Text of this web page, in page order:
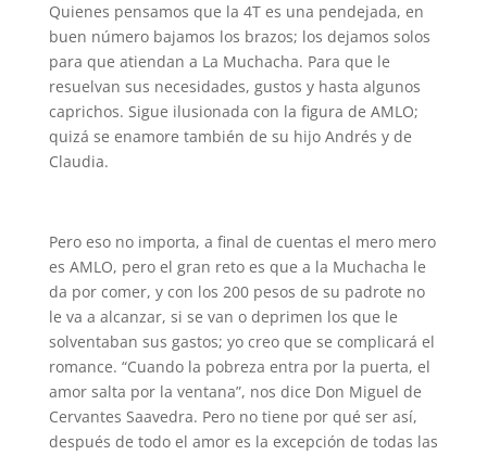
Quienes pensamos que la 4T es una pendejada, en
buen número bajamos los brazos; los dejamos solos
para que atiendan a La Muchacha. Para que le
resuelvan sus necesidades, gustos y hasta algunos
caprichos. Sigue ilusionada con la figura de AMLO;
quizá se enamore también de su hijo Andrés y de
Claudia.
Pero eso no importa, a final de cuentas el mero mero
es AMLO, pero el gran reto es que a la Muchacha le
da por comer, y con los 200 pesos de su padrote no
le va a alcanzar, si se van o deprimen los que le
solventaban sus gastos; yo creo que se complicará el
romance. “Cuando la pobreza entra por la puerta, el
amor salta por la ventana”, nos dice Don Miguel de
Cervantes Saavedra. Pero no tiene por qué ser así,
después de todo el amor es la excepción de todas las